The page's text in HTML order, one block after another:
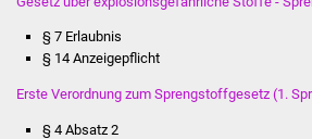
§ 7 Erlaubnis
§ 14 Anzeigepflicht
Erste Verordnung zum Sprengstoffgesetz (1.
§ 4 Absatz 2